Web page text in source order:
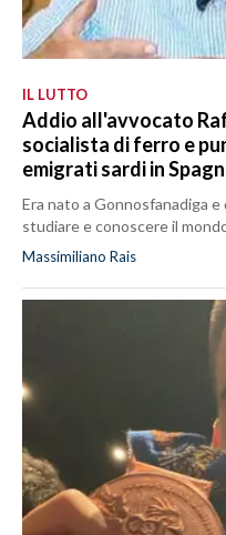
IL LUTTO
Addio all'avvocato
socialista di ferro e
emigrati sardi in
Era nato a Gonnosfanadiga
studiare e conoscere il
Massimiliano Rais